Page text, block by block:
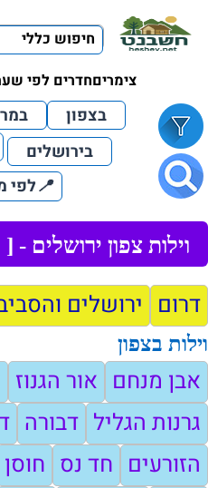
חיפוש כללי
צימריםחדרים לפי
בצפון
בירושלים
📍לפי
וילות צפון ירושלים - [
דרום ירושלים
וילות בצפון
אבן מנחם אור הגנוז
גרנות הגליל דבורה
הזורעים חד נס חוסן